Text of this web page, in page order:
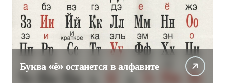
Буква «ё» останется в алфавите